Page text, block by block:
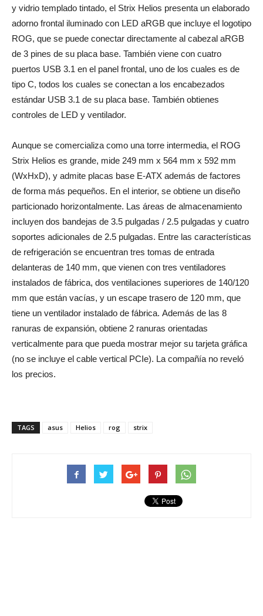
y vidrio templado tintado, el Strix Helios presenta un elaborado
adorno frontal iluminado con LED aRGB que incluye el logotipo
ROG, que se puede conectar directamente al cabezal aRGB
de 3 pines de su placa base. También viene con cuatro
puertos USB 3.1 en el panel frontal, uno de los cuales es de
tipo C, todos los cuales se conectan a los encabezados
estándar USB 3.1 de su placa base. También obtienes
controles de LED y ventilador.
Aunque se comercializa como una torre intermedia, el ROG
Strix Helios es grande, mide 249 mm x 564 mm x 592 mm
(WxHxD), y admite placas base E-ATX además de factores
de forma más pequeños. En el interior, se obtiene un diseño
particionado horizontalmente. Las áreas de almacenamiento
incluyen dos bandejas de 3.5 pulgadas / 2.5 pulgadas y cuatro
soportes adicionales de 2.5 pulgadas. Entre las características
de refrigeración se encuentran tres tomas de entrada
delanteras de 140 mm, que vienen con tres ventiladores
instalados de fábrica, dos ventilaciones superiores de 140/120
mm que están vacías, y un escape trasero de 120 mm, que
tiene un ventilador instalado de fábrica. Además de las 8
ranuras de expansión, obtiene 2 ranuras orientadas
verticalmente para que pueda mostrar mejor su tarjeta gráfica
(no se incluye el cable vertical PCIe). La compañía no reveló
los precios.
TAGS asus Helios rog strix